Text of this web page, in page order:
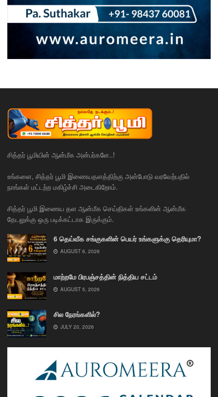
சித்தர் பூமியின் ஆன்மீக அன்பர்களே..!
உங்களை, சித்தர் பூமி இணையதளத்திற்கு அன்போடு வரவேற்பதில்
நாங்கள் மட்டற்ற மகிழ்ச்சி அடைகிறோம்.
சித்தர் பூமி இணைய தள ஆன்மீக செய்திகள் உங்களின் ஆன்மீக
தேடலுக்கு ஒரு படிக்கட்டாக இருக்கும்.
6 தெய்வீக சங்குகளின் பெயர் உங்களுக்கு தெரியுமா?
AUGUST 6, 2026
மாற்றமே பிரபஞ்சத்தின் நித்திய சட்டம்
AUGUST 5, 2026
சில நேரங்களில்?
JULY 20, 2026